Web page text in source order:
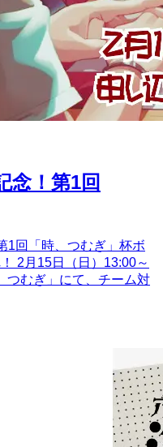
念！第1回
1回「時、つむぎ」杯ボ
2月15日（日）13:00～
つむぎ」にて、チーム対